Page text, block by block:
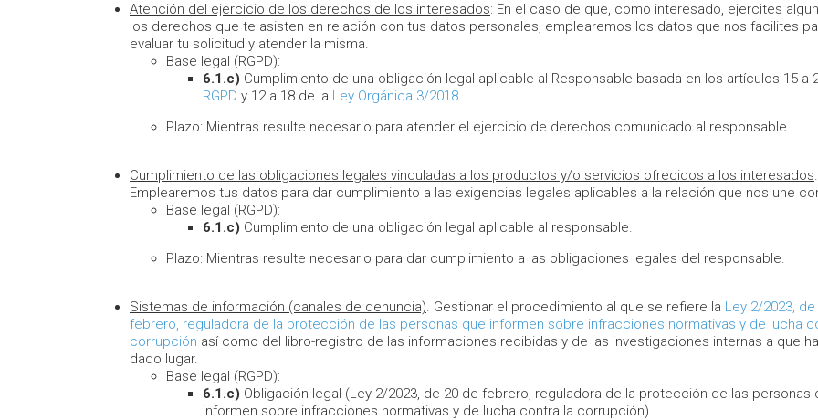
Atención del ejercicio de los derechos de los interesados: En el caso de que, como interesado, ejercites
los derechos que te asisten en relación con tus datos personales, emplearemos los datos que nos facilites
evaluar tu solicitud y atender la misma.
Base legal (RGPD):
6.1.c) Cumplimiento de una obligación legal aplicable al Responsable basada en los artículos 15 a
RGPD y 12 a 18 de la Ley Orgánica 3/2018.
Plazo: Mientras resulte necesario para atender el ejercicio de derechos comunicado al responsable.
Cumplimiento de las obligaciones legales vinculadas a los productos y/o servicios ofrecidos a los interesados.
Emplearemos tus datos para dar cumplimiento a las exigencias legales aplicables a la relación que nos une
Base legal (RGPD):
6.1.c) Cumplimiento de una obligación legal aplicable al responsable.
Plazo: Mientras resulte necesario para dar cumplimiento a las obligaciones legales del responsable.
Sistemas de información (canales de denuncia). Gestionar el procedimiento al que se refiere la Ley 2/2023,
febrero, reguladora de la protección de las personas que informen sobre infracciones normativas y de lucha
corrupción así como del libro-registro de las informaciones recibidas y de las investigaciones internas a que
dado lugar.
Base legal (RGPD):
6.1.c) Obligación legal (Ley 2/2023, de 20 de febrero, reguladora de la protección de las personas
informen sobre infracciones normativas y de lucha contra la corrupción).